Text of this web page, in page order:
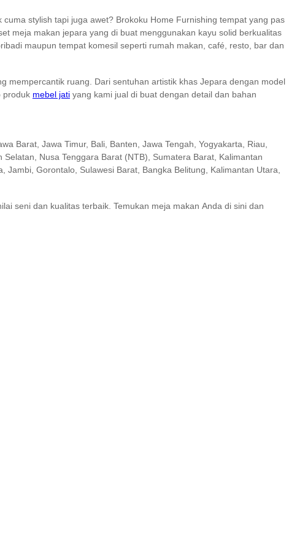
cuma stylish tapi juga awet? Brokoku Home Furnishing tempat yang pas
meja makan jepara yang di buat menggunakan kayu solid berkualitas
maupun tempat komesil seperti rumah makan, café, resto, bar dan
mempercantik ruang. Dari sentuhan artistik khas Jepara dengan model
produk mebel jati yang kami jual di buat dengan detail dan bahan
Barat, Jawa Timur, Bali, Banten, Jawa Tengah, Yogyakarta, Riau,
Nusa Tenggara Barat (NTB), Sumatera Barat, Kalimantan
Gorontalo, Sulawesi Barat, Bangka Belitung, Kalimantan Utara,
seni dan kualitas terbaik. Temukan meja makan Anda di sini dan